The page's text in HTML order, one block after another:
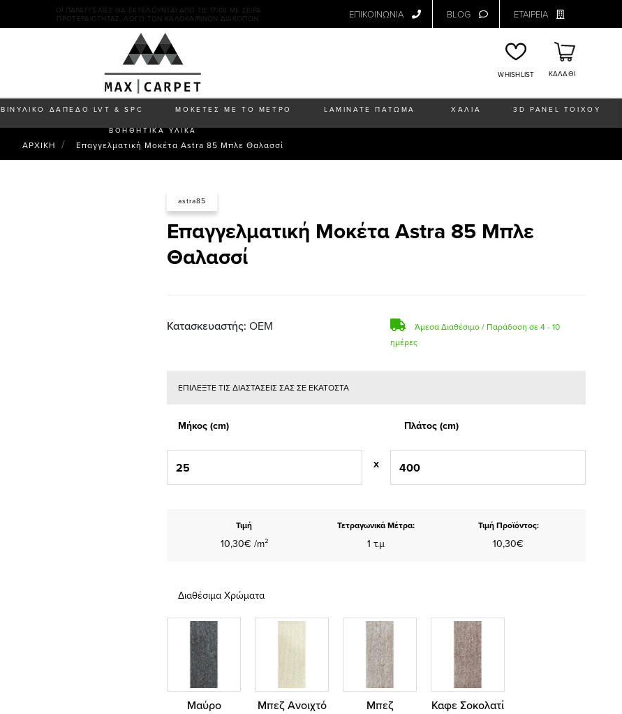
ΟΙ ΠΑΡΑΓΓΕΛΊΕΣ ΘΑ ΕΚΤΕΛΟΎΝΤΑΙ ΑΠΌ ΤΙΣ 17/08 ΜΕ ΣΕΙΡΆ
ΠΡΟΤΕΡΑΙΌΤΗΤΑΣ, ΛΌΓΩ ΤΩΝ ΚΑΛΟΚΑΙΡΙΝΏΝ ΔΙΑΚΟΠΏΝ.
ΕΠΙΚΟΙΝΩΝΙΑ BLOG ΕΤΑΙΡΕΙΑ
WHISHLIST ΚΑΛΑΘΙ
ΒΙΝΥΛΙΚΟ ΔΑΠΕΔΟ LVT & SPC ΜΟΚΕΤΕΣ ΜΕ ΤΟ ΜΕΤΡΟ LAMINATE ΠΑΤΩΜΑ ΧΑΛΙΑ 3D PANEL ΤΟΙΧΟΥ
ΒΟΗΘΗΤΙΚΑ ΥΛΙΚΑ
ΑΡΧΙΚΗ Επαγγελματική Μοκέτα Astra 85 Μπλε Θαλασσί
astra85
Επαγγελματική Μοκέτα Astra 85 Μπλε
Θαλασσί
Κατασκευαστής: ΟΕΜ
Άμεσα Διαθέσιμο / Παράδοση σε 4 - 10
ημέρες
ΕΠΙΛΕΞΤΕ ΤΙΣ ΔΙΑΣΤΑΣΕΙΣ ΣΑΣ ΣΕ ΕΚΑΤΟΣΤΑ
Μήκος (cm) Πλάτος (cm)
X
Τιμή
10,30€ /m²
Τετραγωνικά Μέτρα:
1 τ.μ
Τιμή Προϊόντος:
10,30€
Διαθέσιμα Χρώματα
Μαύρο Μπεζ Ανοιχτό Μπεζ Καφε Σοκολατί